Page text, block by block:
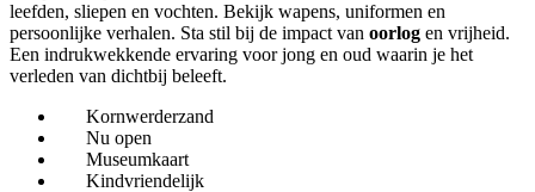
leefden, sliepen en vochten. Bekijk wapens, uniformen en
persoonlijke verhalen. Sta stil bij de impact van oorlog en vrijheid.
Een indrukwekkende ervaring voor jong en oud waarin je het
verleden van dichtbij beleeft.
Kornwerderzand
Nu open
Museumkaart
Kindvriendelijk